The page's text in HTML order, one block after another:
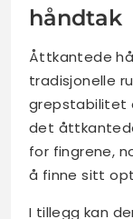
håndtak
Åttkantede
tradisjonelle
grepstabilitet
det
for fingrene,
å finne sitt
I tillegg kan